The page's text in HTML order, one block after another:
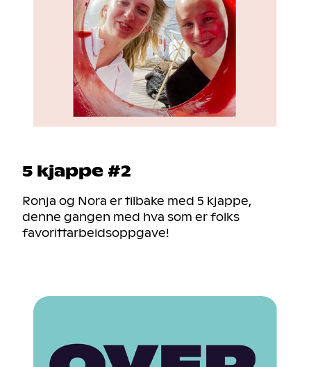
5 kjappe #2
Ronja og Nora er tilbake med 5 kjappe,
denne gangen med hva som er folks
favorittarbeidsoppgave!